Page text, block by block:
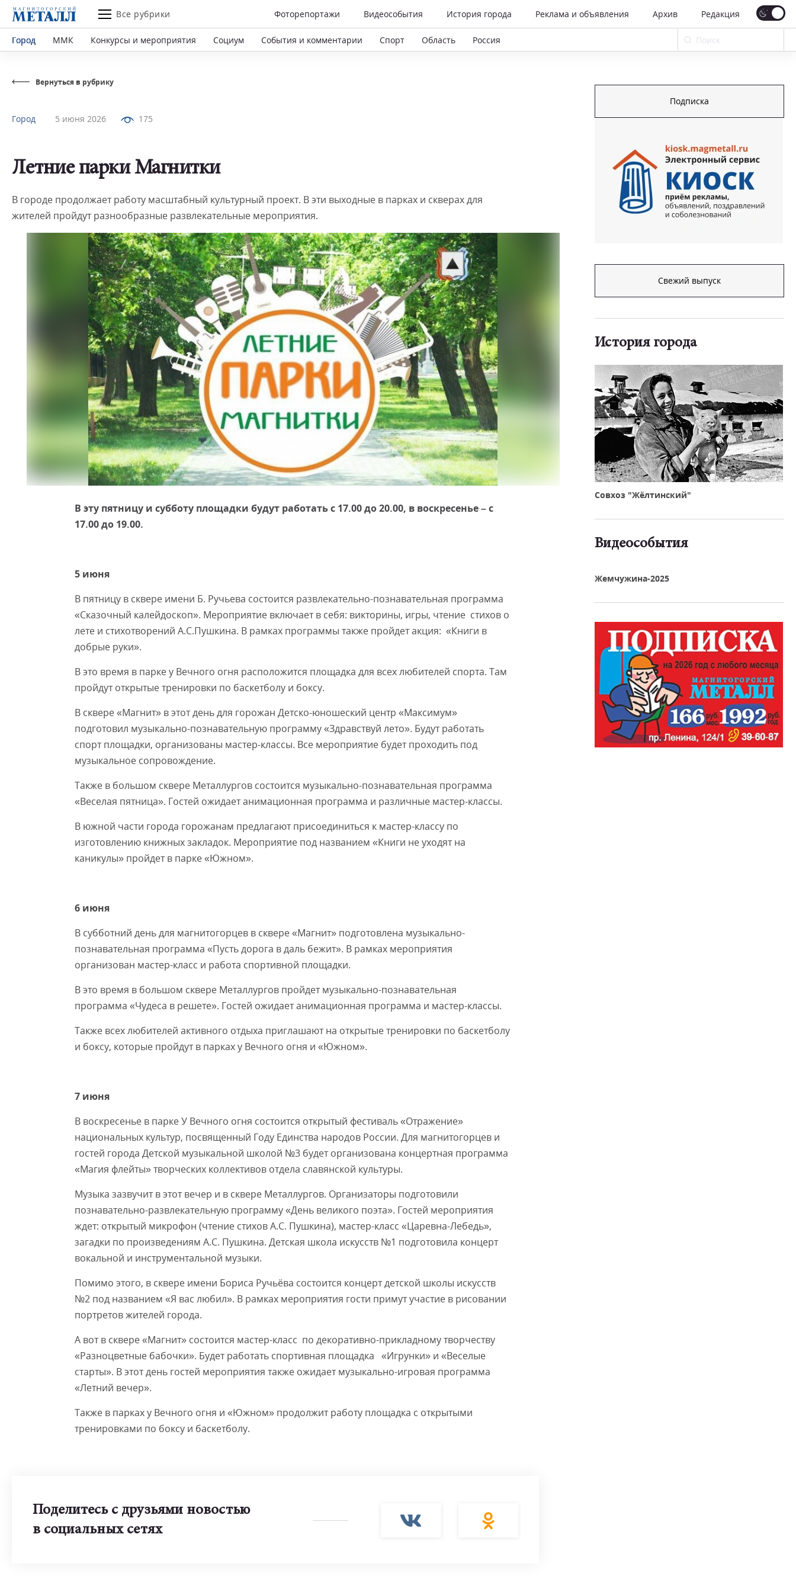
Все рубрики Фоторепортажи Видеособытия История города Реклама и объявления Архив Редакция
Город ММК Конкурсы и мероприятия Социум События и комментарии Спорт Область Россия
Вернуться в рубрику
Город 5 июня 2026 175
Летние парки Магнитки
В городе продолжает работу масштабный культурный проект. В эти выходные в парках и скверах для
жителей пройдут разнообразные развлекательные мероприятия.
В эту пятницу и субботу площадки будут работать с 17.00 до 20.00, в воскресенье – с
17.00 до 19.00.
5 июня
В пятницу в сквере имени Б. Ручьева состоится развлекательно-познавательная программа
«Сказочный калейдоскоп». Мероприятие включает в себя: викторины, игры, чтение стихов о
лете и стихотворений А.С.Пушкина. В рамках программы также пройдет акция: «Книги в
добрые руки».
В это время в парке у Вечного огня расположится площадка для всех любителей спорта. Там
пройдут открытые тренировки по баскетболу и боксу.
В сквере «Магнит» в этот день для горожан Детско-юношеский центр «Максимум»
подготовил музыкально-познавательную программу «Здравствуй лето». Будут работать
спорт площадки, организованы мастер-классы. Все мероприятие будет проходить под
музыкальное сопровождение.
Также в большом сквере Металлургов состоится музыкально-познавательная программа
«Веселая пятница». Гостей ожидает анимационная программа и различные мастер-классы.
В южной части города горожанам предлагают присоединиться к мастер-классу по
изготовлению книжных закладок. Мероприятие под названием «Книги не уходят на
каникулы» пройдет в парке «Южном».
6 июня
В субботний день для магнитогорцев в сквере «Магнит» подготовлена музыкально-
познавательная программа «Пусть дорога в даль бежит». В рамках мероприятия
организован мастер-класс и работа спортивной площадки.
В это время в большом сквере Металлургов пройдет музыкально-познавательная
программа «Чудеса в решете». Гостей ожидает анимационная программа и мастер-классы.
Также всех любителей активного отдыха приглашают на открытые тренировки по баскетболу
и боксу, которые пройдут в парках у Вечного огня и «Южном».
7 июня
В воскресенье в парке У Вечного огня состоится открытый фестиваль «Отражение»
национальных культур, посвященный Году Единства народов России. Для магнитогорцев и
гостей города Детской музыкальной школой №3 будет организована концертная программа
«Магия флейты» творческих коллективов отдела славянской культуры.
Музыка зазвучит в этот вечер и в сквере Металлургов. Организаторы подготовили
познавательно-развлекательную программу «День великого поэта». Гостей мероприятия
ждет: открытый микрофон (чтение стихов А.С. Пушкина), мастер-класс «Царевна-Лебедь»,
загадки по произведениям А.С. Пушкина. Детская школа искусств №1 подготовила концерт
вокальной и инструментальной музыки.
Помимо этого, в сквере имени Бориса Ручьёва состоится концерт детской школы искусств
№2 под названием «Я вас любил». В рамках мероприятия гости примут участие в рисовании
портретов жителей города.
А вот в сквере «Магнит» состоится мастер-класс по декоративно-прикладному творчеству
«Разноцветные бабочки». Будет работать спортивная площадка «Игрунки» и «Веселые
старты». В этот день гостей мероприятия также ожидает музыкально-игровая программа
«Летний вечер».
Также в парках у Вечного огня и «Южном» продолжит работу площадка с открытыми
тренировками по боксу и баскетболу.
Поделитесь с друзьями новостью
в социальных сетях
Подписка
Свежий выпуск
История города
Совхоз "Жёлтинский"
Видеособытия
Жемчужина-2025